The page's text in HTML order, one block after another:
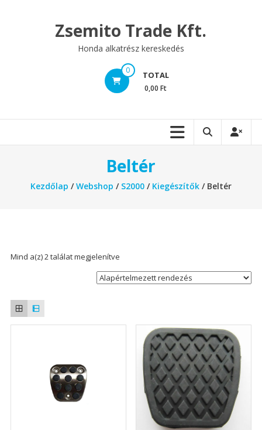
Zsemito Trade Kft.
Honda alkatrész kereskedés
0 TOTAL
0,00 Ft
Beltér
Kezdőlap /Webshop / S2000/ Kiegészítők/ Beltér
Mind a(z) 2 találat megjelenítve